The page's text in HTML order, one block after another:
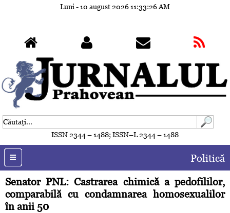
Luni - 10 august 202611:33:29 AM
ISSN 2344 – 1488; ISSN–L 2344 – 1488
Politică
Senator PNL: Castrarea chimică a pedofililor,
comparabilă cu condamnarea homosexualilor
în anii 50